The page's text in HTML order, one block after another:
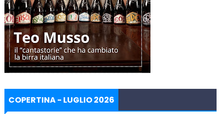
COPERTINA - LUGLIO 2026